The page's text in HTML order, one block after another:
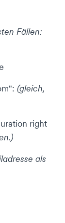
Fällen:
(gleich,
right
als